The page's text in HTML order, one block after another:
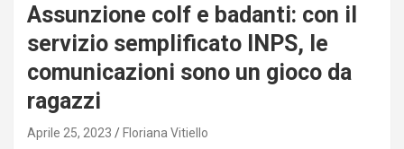
Assunzione colf e badanti: con il
servizio semplificato INPS, le
comunicazioni sono un gioco da
ragazzi
Aprile 25, 2023 Floriana Vitiello